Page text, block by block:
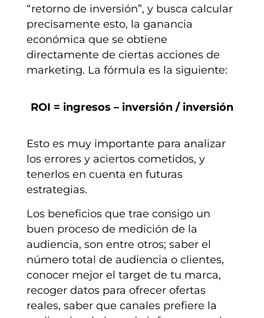
“retorno de inversión”, y busca calcular
precisamente esto, la ganancia
económica que se obtiene
directamente de ciertas acciones de
marketing. La fórmula es la siguiente:
ROI = ingresos – inversión / inversión
Esto es muy importante para analizar
los errores y aciertos cometidos, y
tenerlos en cuenta en futuras
estrategias.
Los beneficios que trae consigo un
buen proceso de medición de la
audiencia, son entre otros; saber el
número total de audiencia o clientes,
conocer mejor el target de tu marca,
recoger datos para ofrecer ofertas
reales, saber que canales prefiere la